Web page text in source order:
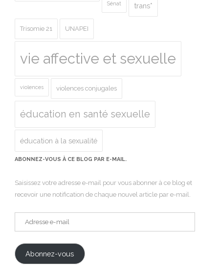
Sénat trans*
Trisomie 21 UNAPEI
vie affective et sexuelle
violences violences conjugales
éducation en santé sexuelle
éducation à la sexualité
ABONNEZ-VOUS À CE BLOG PAR E-MAIL.
Saisissez votre adresse e-mail pour vous abonner à ce blog et
recevoir une notification de chaque nouvel article par e-mail.
Adresse
e-
Abonnez-vous